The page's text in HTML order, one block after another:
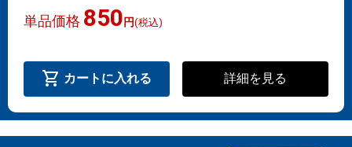
単品価格 850 円(税込)
shopping_cart カートに入れる 詳細を見る